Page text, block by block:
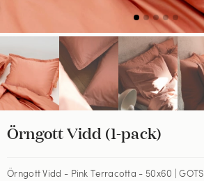
Örngott Vidd (1-pack)
Örngott Vidd - Pink Terracotta - 50x60 | GOTS